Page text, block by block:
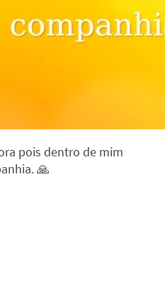
pois dentro de mim
🙏